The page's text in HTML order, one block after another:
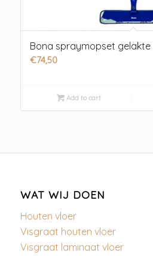
Bona spraymopset gelakte
€74,50
Add to cart
WAT WIJ DOEN
Houten vloer
Visgraat houten vloer
Visgraat laminaat vloer